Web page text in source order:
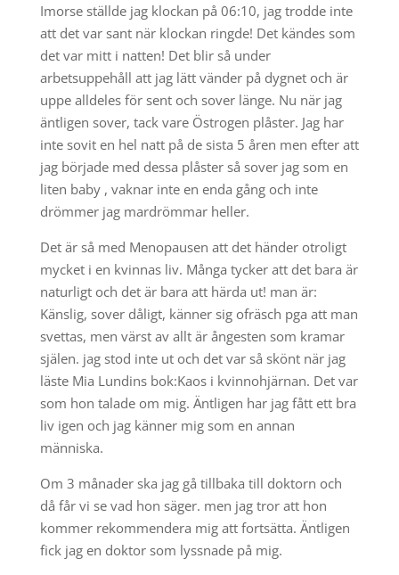
Imorse ställde jag klockan på 06:10, jag trodde inte
att det var sant när klockan ringde! Det kändes som
det var mitt i natten! Det blir så under
arbetsuppehåll att jag lätt vänder på dygnet och är
uppe alldeles för sent och sover länge. Nu när jag
äntligen sover, tack vare Östrogen plåster. Jag har
inte sovit en hel natt på de sista 5 åren men efter att
jag började med dessa plåster så sover jag som en
liten baby , vaknar inte en enda gång och inte
drömmer jag mardrömmar heller.
Det är så med Menopausen att det händer otroligt
mycket i en kvinnas liv. Många tycker att det bara är
naturligt och det är bara att härda ut! man är:
Känslig, sover dåligt, känner sig ofräsch pga att man
svettas, men värst av allt är ångesten som kramar
själen. jag stod inte ut och det var så skönt när jag
läste Mia Lundins bok:Kaos i kvinnohjärnan. Det var
som hon talade om mig. Äntligen har jag fått ett bra
liv igen och jag känner mig som en annan
människa.
Om 3 månader ska jag gå tillbaka till doktorn och
då får vi se vad hon säger. men jag tror att hon
kommer rekommendera mig att fortsätta. Äntligen
fick jag en doktor som lyssnade på mig.